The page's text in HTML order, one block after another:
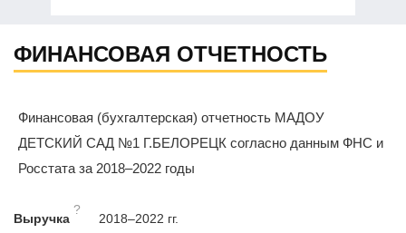
ФИНАНСОВАЯ ОТЧЕТНОСТЬ
Финансовая (бухгалтерская) отчетность МАДОУ
ДЕТСКИЙ САД №1 Г.БЕЛОРЕЦК согласно данным ФНС и
Росстата за 2018–2022 годы
Выручка
?
2018–2022 гг.